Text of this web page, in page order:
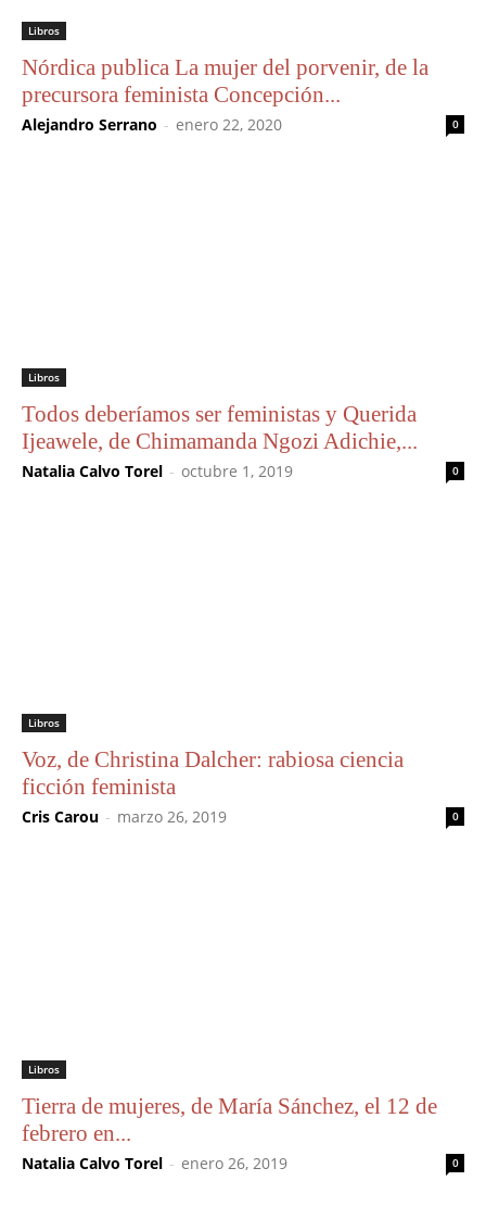
Libros
Nórdica publica La mujer del porvenir, de la
precursora feminista Concepción...
Alejandro Serrano - enero 22, 2020 0
Libros
Todos deberíamos ser feministas y Querida
Ijeawele, de Chimamanda Ngozi Adichie,...
Natalia Calvo Torel - octubre 1, 2019 0
Libros
Voz, de Christina Dalcher: rabiosa ciencia
ficción feminista
Cris Carou - marzo 26, 2019 0
Libros
Tierra de mujeres, de María Sánchez, el 12 de
febrero en...
Natalia Calvo Torel - enero 26, 2019 0